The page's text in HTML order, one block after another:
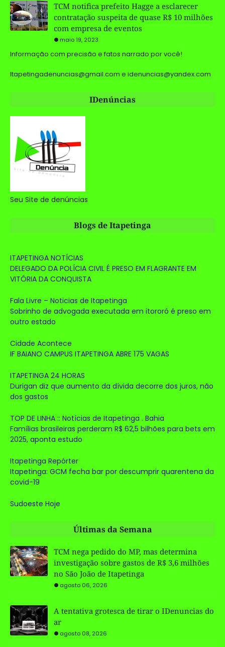
TCM notifica prefeito Hagge a esclarecer
contratação suspeita de quase R$ 10 milhões
com empresa de eventos
maio 19, 2023
Informação com precisão e fatos narrado por você!
Itapetingadenuncias@gmail.com e idenuncias@yandex.com
IDenúncias
Seu Site de denúncias
Blogs de Itapetinga
ITAPETINGA NOTÍCIAS
DELEGADO DA POLÍCIA CIVIL É PRESO EM FLAGRANTE EM
VITÓRIA DA CONQUISTA
Fala Livre – Noticias de Itapetinga
Sobrinho de advogada executada em itororó é preso em
outro estado
Cidade Acontece
IF BAIANO CAMPUS ITAPETINGA ABRE 175 VAGAS
ITAPETINGA 24 HORAS
Durigan diz que aumento da dívida decorre dos juros, não
dos gastos
TOP DE LINHA :: Notícias de Itapetinga . Bahia
Famílias brasileiras perderam R$ 62,5 bilhões para bets em
2025, aponta estudo
Itapetinga Repórter
Itapetinga: GCM fecha bar por descumprir quarentena da
covid-19
Sudoeste Hoje
Últimas da Semana
TCM nega pedido do MP, mas determina
investigação sobre gastos de R$ 3,6 milhões
no São João de Itapetinga
agosto 06, 2026
A tentativa grotesca de tirar o IDenuncias do
ar
agosto 08, 2026